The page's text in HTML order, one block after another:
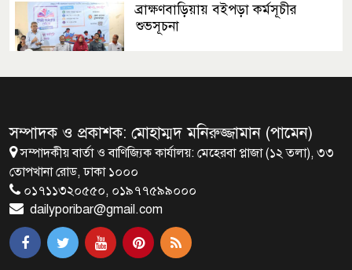
ব্রাক্ষণবাড়িয়ায় বইপড়া কর্মসূচীর
শুভসূচনা
৪ বিয়ের পর অন্য নারীর ঘরে জামায়াত
প্রধানমন্ত্রীর সঙ্গে সাক্ষাৎ সৌদি আরবের
উপ পররাষ্ট্রমন্ত্রীর
সম্পাদক ও প্রকাশক: মোহাম্মদ মনিরুজ্জামান (পামেন)
সম্পাদকীয় বার্তা ও বাণিজ্যিক কার্যালয়: মেহেরবা প্লাজা (১২ তলা), ৩৩
তোপখানা রোড, ঢাকা ১০০০
০১৭১১৩২০৫৫০, ০১৯৭৭৫৯৯০০০
dailyporibar@gmail.com